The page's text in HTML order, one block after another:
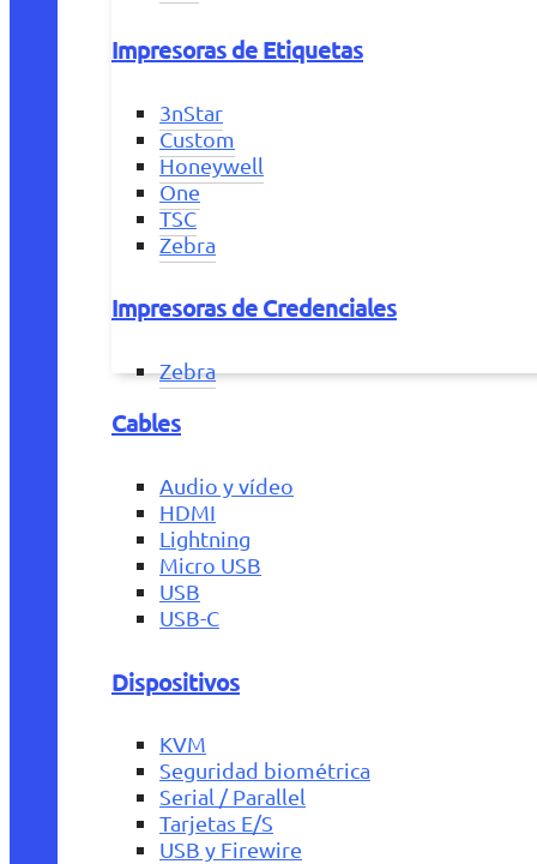
Impresoras de Etiquetas
3nStar
Custom
Honeywell
One
TSC
Zebra
Impresoras de Credenciales
Zebra
Cables
Audio y vídeo
HDMI
Lightning
Micro USB
USB
USB-C
Dispositivos
KVM
Seguridad biométrica
Serial / Parallel
Tarjetas E/S
USB y Firewire